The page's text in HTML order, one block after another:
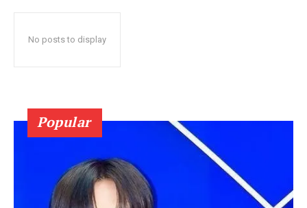
No posts to display
Popular